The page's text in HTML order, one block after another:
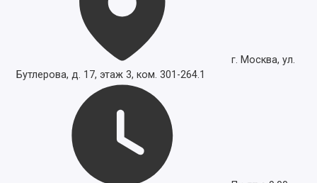
г. Москва, ул.
Бутлерова, д. 17, этаж 3, ком. 301-264.1